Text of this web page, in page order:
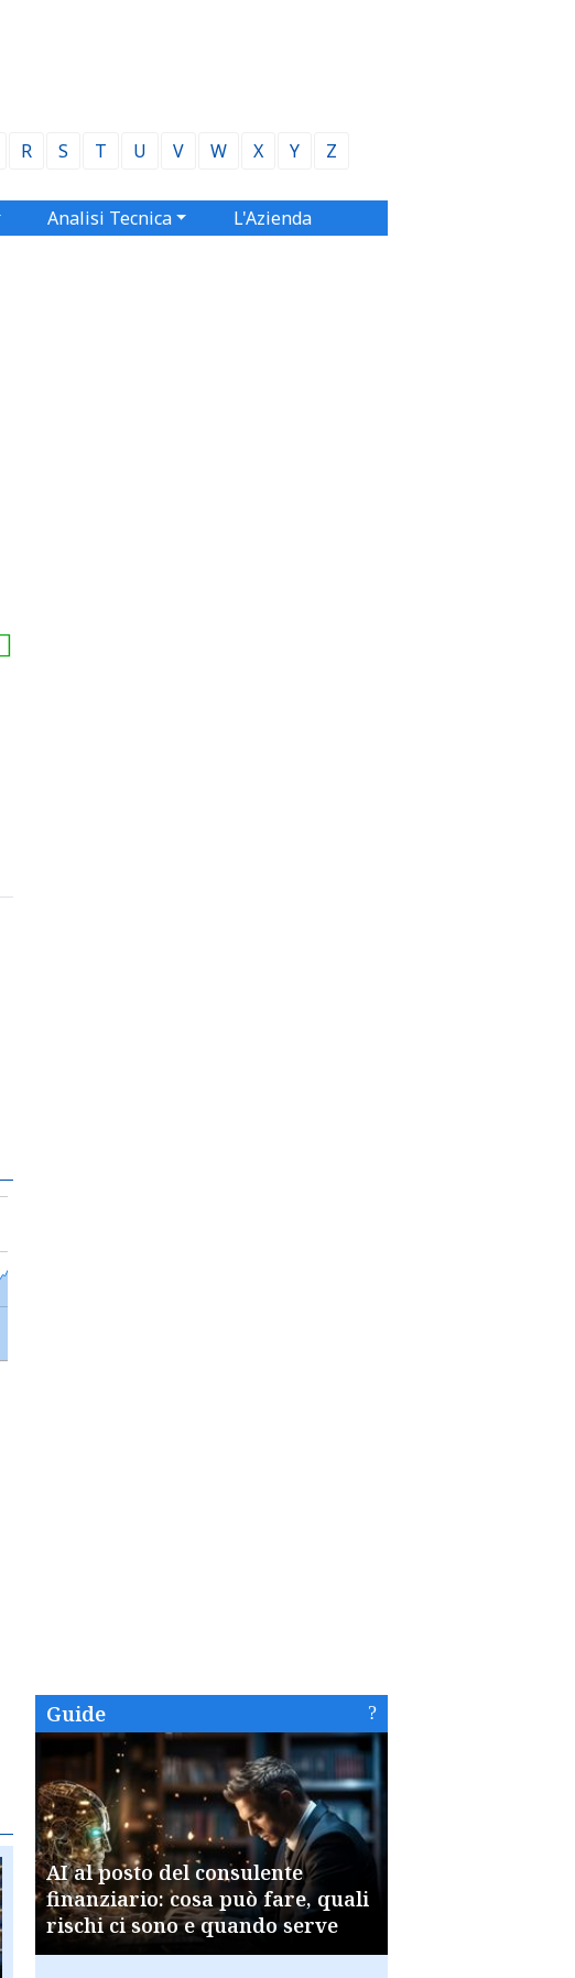
R S T U V W X Y Z
Analisi Tecnica L'Azienda
Guide
AI al posto del consulente
finanziario: cosa può fare, quali
rischi ci sono e quando serve